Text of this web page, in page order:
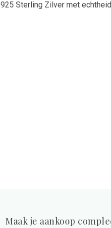
925 Sterling Zilver met
Maak je aankoop